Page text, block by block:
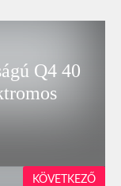
Q4 40
KÖVETKEZŐ